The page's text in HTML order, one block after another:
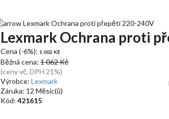
Lexmark Ochrana proti přepětí 220-240V
Lexmark Ochrana proti
Cena (-6%): 1 002 Kč
Běžná cena: 1 062 Kč
(ceny vč. DPH 21%)
Výrobce: Lexmark
Záruka: 12 Měsíc(ů)
Kód: 421615